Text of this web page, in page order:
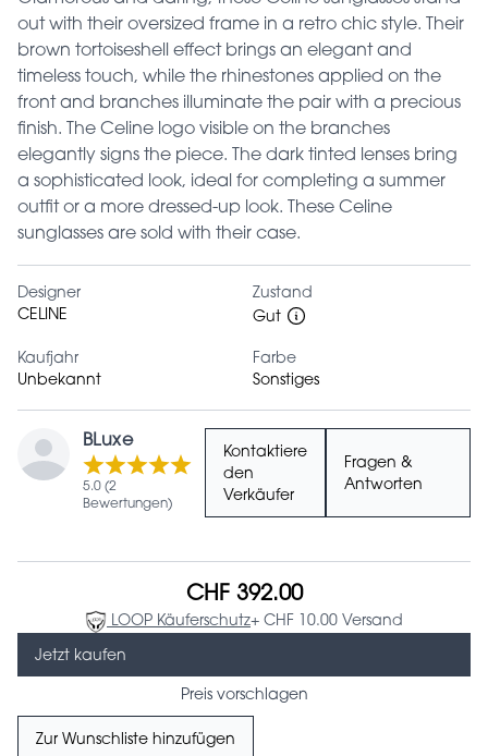
out with their oversized frame in a retro chic style. Their
brown tortoiseshell effect brings an elegant and
timeless touch, while the rhinestones applied on the
front and branches illuminate the pair with a precious
finish. The Celine logo visible on the branches
elegantly signs the piece. The dark tinted lenses bring
a sophisticated look, ideal for completing a summer
outfit or a more dressed-up look. These Celine
sunglasses are sold with their case.
Designer
CELINE
Zustand
Gut
Kaufjahr
Unbekannt
Farbe
Sonstiges
BLuxe
5.0 (2
Bewertungen)
Kontaktiere
den
Verkäufer
Fragen &
Antworten
CHF 392.00
LOOP Käuferschutz+ CHF 10.00 Versand
Jetzt kaufen
Preis vorschlagen
Zur Wunschliste hinzufügen